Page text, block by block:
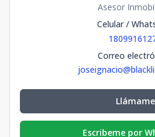
Asesor
Celular /
Correo
Llámame
Escribeme por